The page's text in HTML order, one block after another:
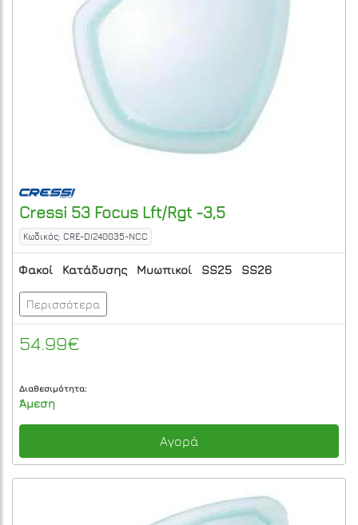
Cressi 53 Focus Lft/Rgt -3,5
Κωδικός: CRE-DI240035-NCC
Φακοί Κατάδυσης Μυωπικοί SS25 SS26
Περισσότερα
54.99€
Διαθεσιμότητα:
Άμεση
Αγορά